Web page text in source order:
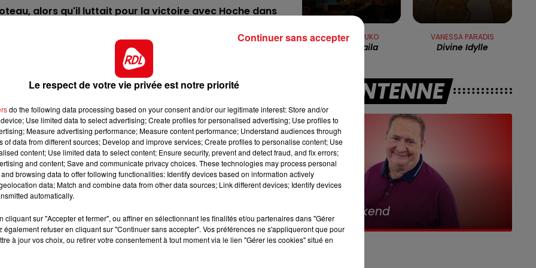
10h00 - 12h00
RDL WEEKEND
7h00 - 10h00
RDL WEEK-END
alors qu'il luttait pour la victoire avec Hoche dans
encombre cette fois-ci, il doit s'imposer.
il compte une victoire et une place sur ce tracé.
forme, c'est une base indiscutable.
sur l'herbe que sur le sable, à droite qu'à gauche, et
Tous les feux sont au vert.
il s'est bien défendu en prenant une 3éme place. On
sera à suivre de très près
il est sera mis en mode course pour cette épreuve
Sa place est dans le quinté.
sans une gêne lors de sa 6éme place. Avec un meilleur
complèter l'arrivée.
courses à droite depuis le début de sa carrière, et sa
le respect.
des pistes :
RITA MITSOUKO
Marcia Baila
VANESSA PARADIS
Divine Idylle
A L'ANTENNE
RDL Weekend
Le respect de votre vie privée est notre priorité
do the following data processing based on your consent and/or our legitimate interest: Store and/or
Use limited data to select advertising; Create profiles for personalised advertising; Use profiles to
Measure advertising performance; Measure content performance; Understand audiences through
of data from different sources; Develop and improve services; Create profiles to personalise content; Use
content; Use limited data to select content; Ensure security, prevent and detect fraud, and fix errors;
and content; Save and communicate privacy choices. These technologies may process personal
browsing data to offer following functionalities: Identify devices based on information actively
data; Match and combine data from other data sources; Link different devices; Identify devices
automatically.
cliquant sur "Accepter et fermer", ou affiner en sélectionnant les finalités et/ou partenaires dans "Gérer
également refuser en cliquant sur "Continuer sans accepter". Vos préférences ne s'appliqueront que pour
à jour vos choix, ou retirer votre consentement à tout moment via le lien "Gérer les cookies" situé en
Continuer sans accepter